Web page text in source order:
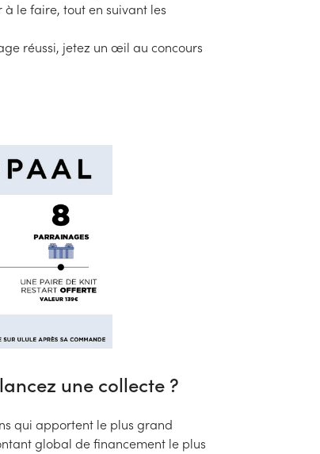
le faire, tout en suivant les
réussi, jetez un œil au concours
une collecte ?
qui apportent le plus grand
global de financement le plus